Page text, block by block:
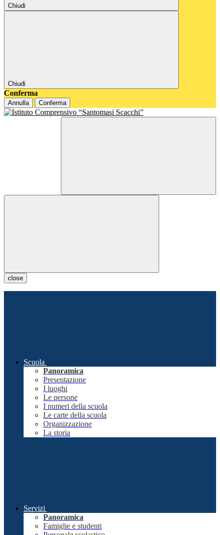
Chiudi
Chiudi
Conferma
Annulla Conferma
close
Scuola
Panoramica
Presentazione
I luoghi
Le persone
I numeri della scuola
Le carte della scuola
Organizzazione
La storia
Servizi
Panoramica
Famiglie e studenti